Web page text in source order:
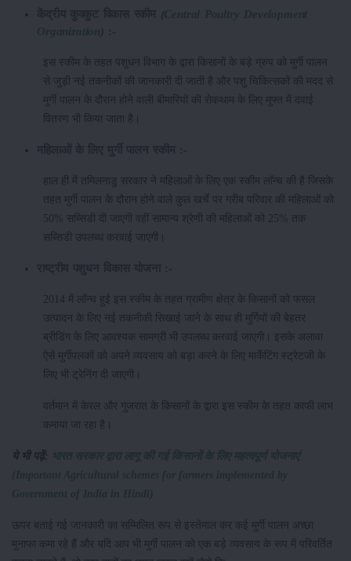
Central Poultry Development
Organization
इस स्कीम के तहत पशुधन विभाग के द्वारा किसानों के बड़े ग्रुप को मुर्गी पालन
से जुड़ी नई तकनीकों की जानकारी दी जाती है और पशु चिकित्सकों की मदद से
मुर्गी पालन के दौरान होने वाली बीमारियों की रोकथाम के लिए मुफ्त में दवाई
वितरण भी किया जाता है।
हाल ही में तमिलनाडु सरकार ने महिलाओं के लिए एक स्कीम लॉन्च की है जिसके
तहत मुर्गी पालन के दौरान होने वाले कुल खर्चे पर गरीब परिवार की महिलाओं को
50% सब्सिडी दी जाएगी वहीं सामान्य श्रेणी की महिलाओं को 25% तक
सब्सिडी उपलब्ध करवाई जाएगी।
2014 में लॉन्च हुई इस स्कीम के तहत ग्रामीण क्षेत्र के किसानों को फसल
उत्पादन के लिए नई तकनीकी सिखाई जाने के साथ ही मुर्गियों की बेहतर
ब्रीडिंग के लिए आवश्यक सामग्री भी उपलब्ध करवाई जाएगी। इसके अलावा
ऐसे मुर्गीपलकों को अपने व्यवसाय को बड़ा करने के लिए मार्केटिंग स्ट्रेटजी के
लिए भी ट्रेनिंग दी जाएगी।
वर्तमान में केरल और गुजरात के किसानों के द्वारा इस स्कीम के तहत काफी लाभ
कमाया जा रहा है।
ये भी पढ़ें: भारत सरकार द्वारा लागू की गई किसानों के लिए महत्वपूर्ण योजनाएं
(Important Agricultural schemes for farmers implemented by
Government of India in Hindi)
ऊपर बताई गई जानकारी का सम्मिलित रूप से इस्तेमाल कर कई मुर्गी पालन अच्छा
मुनाफा कमा रहे हैं और यदि आप भी मुर्गी पालन को एक बड़े व्यवसाय के रूप में परिवर्तित